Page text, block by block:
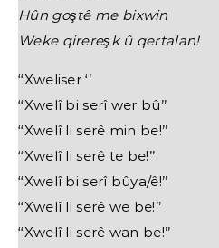
Hûn goştê me bixwin
Weke qirereşk û qertalan!
‘‘Xweliser ‘’
‘‘Xwelî bi serî wer bû’’
‘‘Xwelî li serê min be!’’
‘‘Xwelî li serê te be!’’
‘‘Xwelî bi serî bûya/ê!’’
‘‘Xwelî li serê we be!’’
‘‘Xwelî li serê wan be!’’